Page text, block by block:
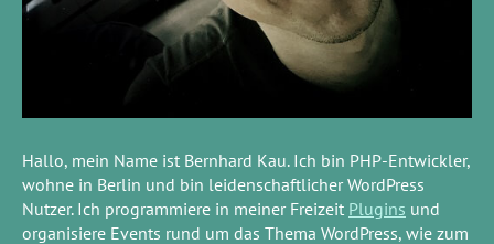
Hallo, mein Name ist Bernhard Kau. Ich bin PHP-Entwickler,
wohne in Berlin und bin leidenschaftlicher WordPress
Nutzer. Ich programmiere in meiner Freizeit Plugins und
organisiere Events rund um das Thema WordPress, wie zum